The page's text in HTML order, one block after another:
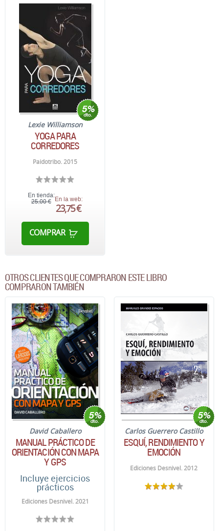
Lexie Williamson
YOGA PARA
CORREDORES
Paidotribo. 2015
En tienda:
25,00 € En la web:
23,75 €
COMPRAR
OTROS CLIENTES QUE COMPRARON ESTE LIBRO
COMPRARON TAMBIÉN
David Caballero
MANUAL PRÁCTICO DE
ORIENTACIÓN CON MAPA
Y GPS
Incluye ejercicios
prácticos
Ediciones Desnivel. 2021
Carlos Guerrero Castillo
ESQUÍ, RENDIMIENTO Y
EMOCIÓN
Ediciones Desnivel. 2012